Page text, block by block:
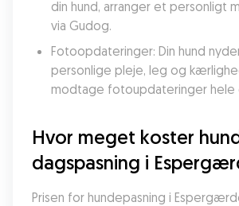
din hund, arranger et personligt
via Gudog.
Fotoopdateringer: Din hund
personlige pleje, leg og
modtage fotoupdateringer hele
Hvor meget koster
dagspasning i
Prisen for hundepasning i